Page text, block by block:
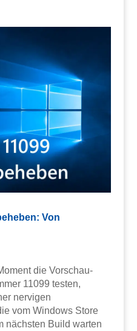
Von
die Vorschau-
11099 testen,
nervigen
vom Windows Store
nächsten Build warten